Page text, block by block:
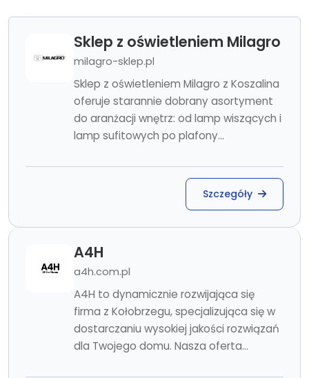
Sklep z oświetleniem Milagro
milagro-sklep.pl
Sklep z oświetleniem Milagro z Koszalina
oferuje starannie dobrany asortyment
do aranżacji wnętrz: od lamp wiszących i
lamp sufitowych po plafony...
Szczegóły
A4H
a4h.com.pl
A4H to dynamicznie rozwijająca się
firma z Kołobrzegu, specjalizująca się w
dostarczaniu wysokiej jakości rozwiązań
dla Twojego domu. Nasza oferta...